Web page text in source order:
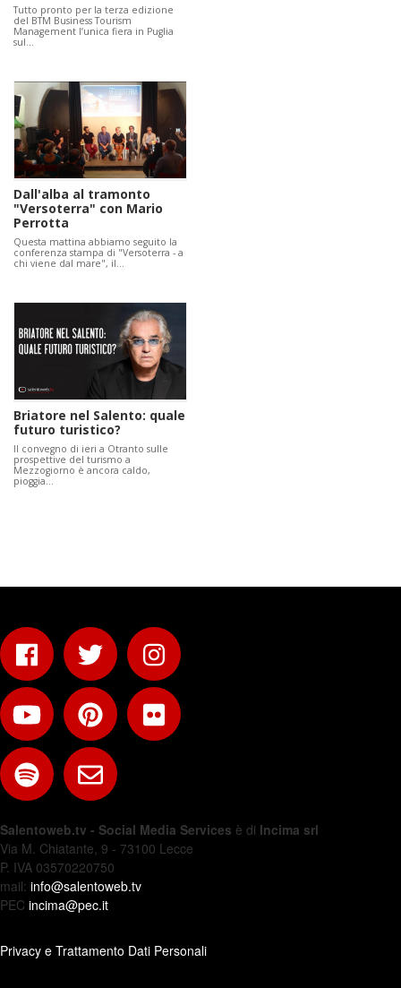
Tutto pronto per la terza edizione
del BTM Business Tourism
Management l’unica fiera in Puglia
sul…
Dall'alba al tramonto
"Versoterra" con Mario
Perrotta
Questa mattina abbiamo seguito la
conferenza stampa di "Versoterra - a
chi viene dal mare", il…
Briatore nel Salento: quale
futuro turistico?
Il convegno di ieri a Otranto sulle
prospettive del turismo a
Mezzogiorno è ancora caldo,
pioggia…
Salentoweb.tv - Social Media Services è di Incima srl
Via M. Chiatante, 9 - 73100 Lecce
P. IVA 03570220750
mail: info@salentoweb.tv
PEC incima@pec.it
Privacy e Trattamento Dati Personali